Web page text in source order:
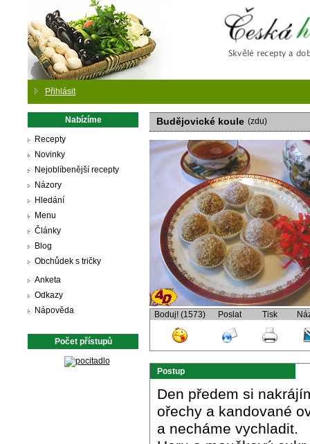
Přihlásit
Nabízíme
Recepty
Novinky
Nejoblíbenější recepty
Názory
Hledání
Menu
Články
Blog
Obchůdek s tričky
Anketa
Odkazy
Nápověda
Počet přístupů
Budějovické koule (zdu)
Boduj! (1573) Poslat Tisk
Postup
Den předem si
ořechy a kandované
a necháme vychladit.